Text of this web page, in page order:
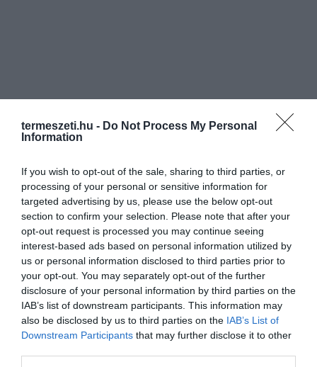
termeszeti.hu - Do Not Process My Personal
Information
If you wish to opt-out of the sale, sharing to third parties, or
processing of your personal or sensitive information for
targeted advertising by us, please use the below opt-out
section to confirm your selection. Please note that after your
opt-out request is processed you may continue seeing
interest-based ads based on personal information utilized by
us or personal information disclosed to third parties prior to
your opt-out. You may separately opt-out of the further
disclosure of your personal information by third parties on the
IAB’s list of downstream participants. This information may
also be disclosed by us to third parties on the IAB’s List of
Downstream Participants that may further disclose it to other